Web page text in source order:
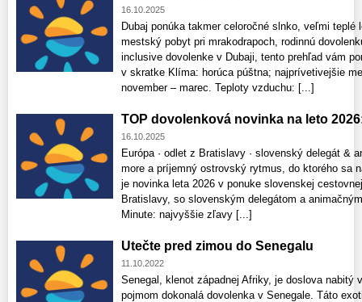
16.10.2025
Dubaj ponúka takmer celoročné slnko, veľmi teplé
mestský pobyt pri mrakodrapoch, rodinnú
inclusive dovolenke v Dubaji, tento prehľad vám
v skratke Klíma: horúca púštna; najprívetivejšie
november – marec. Teploty vzduchu: [...]
TOP dovolenková novinka na leto
16.10.2025
Európa · odlet z Bratislavy · slovenský delegát &
more a príjemný ostrovský rytmus, do ktorého sa
je novinka leta 2026 v ponuke slovenskej
Bratislavy, so slovenským delegátom a
Minute: najvyššie zľavy [...]
Utečte pred zimou do Senegalu
11.10.2022
Senegal, klenot západnej Afriky, je doslova
pojmom dokonalá dovolenka v Senegale. Táto